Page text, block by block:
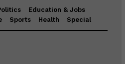
Education & Jobs
Sports Health Special